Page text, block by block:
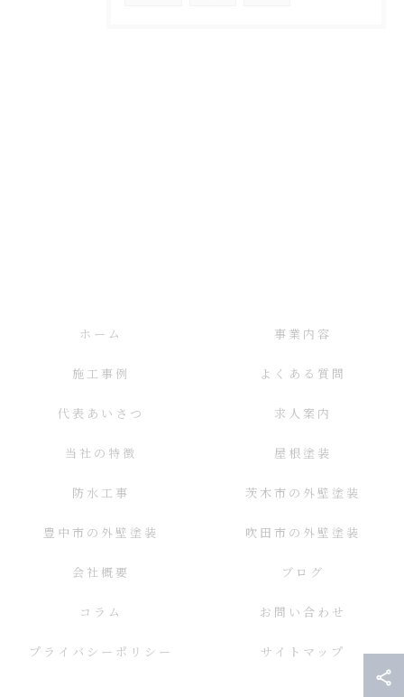
ホーム 事業内容
施工事例 よくある質問
代表あいさつ 求人案内
当社の特徴 屋根塗装
防水工事 茨木市の外壁塗装
豊中市の外壁塗装 吹田市の外壁塗装
会社概要 ブログ
コラム お問い合わせ
プライバシーポリシー サイトマップ